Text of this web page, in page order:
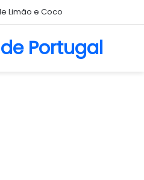
Portugal